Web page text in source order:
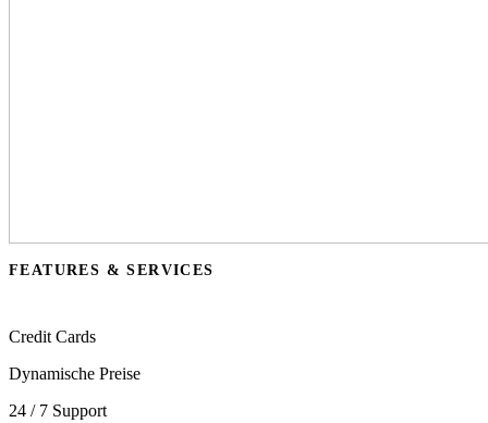
FEATURES & SERVICES
Credit Cards
Dynamische Preise
24 / 7 Support